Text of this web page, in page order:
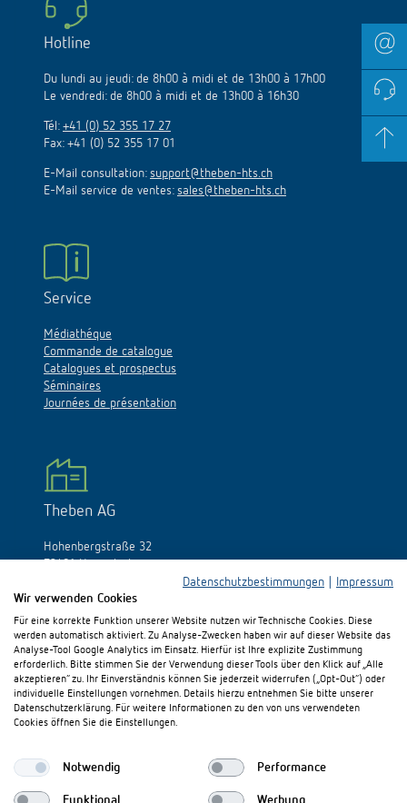
Hotline
Du lundi au jeudi: de 8h00 à midi et de 13h00 à 17h00
Le vendredi: de 8h00 à midi et de 13h00 à 16h30
Tél: +41 (0) 52 355 17 27
Fax: +41 (0) 52 355 17 01
E-Mail consultation: support@theben-hts.ch
E-Mail service de ventes: sales@theben-hts.ch
Service
Médiathéque
Commande de catalogue
Catalogues et prospectus
Séminaires
Journées de présentation
Theben AG
Hohenbergstraße 32
Fax: +49 (0)74 74/692-150
E-Mail:info@theben.de
S'il vous plaît visitez-nous sur:
Datenschutzbestimmungen
Impressum
Wir verwenden Cookies
Für eine korrekte Funktion unserer Website nutzen wir Technische Cookies. Diese
werden automatisch aktiviert. Zu Analyse-Zwecken haben wir auf dieser Website das
Analyse-Tool Google Analytics im Einsatz. Hierfür ist Ihre explizite Zustimmung
erforderlich. Bitte stimmen Sie der Verwendung dieser Tools über den Klick auf „Alle
akzeptieren“ zu. Ihr Einverständnis können Sie jederzeit widerrufen („Opt-Out“) oder
individuelle Einstellungen vornehmen. Details hierzu entnehmen Sie bitte unserer
Datenschutzerklärung. Für weitere Informationen zu den von uns verwendeten
Cookies öffnen Sie die Einstellungen.
Notwendig Performance
Funktional Werbung